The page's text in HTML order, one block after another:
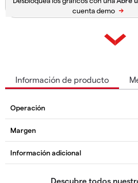
cuenta demo
Información de producto